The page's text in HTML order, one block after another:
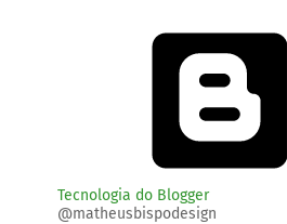
Tecnologia do Blogger
@matheusbispodesign